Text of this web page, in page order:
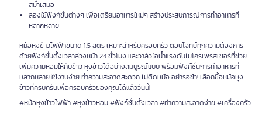
สม่ำเสมอ
ลองใช้ฟังก์ชั่นต่างๆ เพื่อเตรียมอาหารใหม่ๆ สร้างประสบการณ์การทำอาหารที่
หลากหลาย
หม้อหุงข้าวไฟฟ้าขนาด 1.5 ลิตร เหมาะสำหรับครอบครัว ตอบโจทย์ทุกความต้องการ
ด้วยฟังก์ชั่นตั้งเวลาล่วงหน้า 24 ชั่วโมง และวาล์วไอน้ำแรงดันไมโครเพรสเชอร์ที่ช่วย
เพิ่มความหอมให้กับข้าว หุงข้าวได้อย่างสมบูรณ์แบบ พร้อมฟังก์ชั่นการทำอาหารที่
หลากหลาย ใช้งานง่าย ทำความสะอาดสะดวก ไม่ติดหม้อ อย่ารอช้า! เลือกซื้อหม้อหุง
ข้าวที่ครบครันเพื่อครอบครัวของคุณได้แล้ววันนี้!
#หม้อหุงข้าวไฟฟ้า #หุงข้าวหอม #ฟังก์ชั่นตั้งเวลา #ทำความสะอาดง่าย #เครื่องครัว